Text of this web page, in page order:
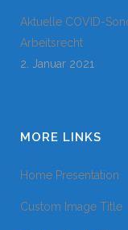
Aktuelle COVID-
Arbeitsrecht
2. Januar 2021
MORE LINKS
Home Presentation
Custom Image Title